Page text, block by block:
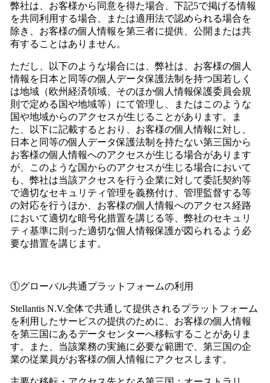
弊社は、お客様から同意を得た場合、下記5で掲げる情報
を共同利用する場合、または適用法で認められる場合を
除き、お客様の個人情報を第三者に提供、公開または共
有することはありません。
ただし、以下のような場合には、弊社は、お客様の個人
情報を日本と同等の個人データ保護法制を持つ国若しく
は地域（欧州経済領域、そのほか個人情報保護委員会規
則で定める国や地域等）にて管理し、またはこのような
国や地域からのアクセスが生じることがあります。ま
た、以下に記載するとおり、お客様の個人情報に対し、
日本と同等の個人データ保護法制を持たない第三国から
お客様の個人情報へのアクセスが生じる場合があります
が、このような国からのアクセスが生じる場合において
も、弊社は当該アクセスを行う企業に対して委託契約等
で適切なセキュリティ管理を義務付け、管理監督する等
の対応を行うほか、お客様の個人情報へのアクセス経路
において適切な暗号化措置を講じる等、弊社のセキュリ
ティ基準に則った適切な個人情報保護が図られるよう必
要な措置を講じます。
①グローバル共通プラットフォームの利用
Stellantis N.V.全体で共通して提供されるプラットフォーム
を利用したサービスの提供のために、お客様の個人情報
を第三国にあるデータセンターへ移転することがありま
す。また、当該業務の実施に必要な範囲で、第三国の企
業の従業員がお客様の個人情報にアクセスします。